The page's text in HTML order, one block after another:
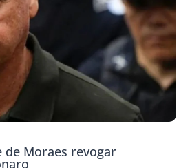
de Moraes revogar